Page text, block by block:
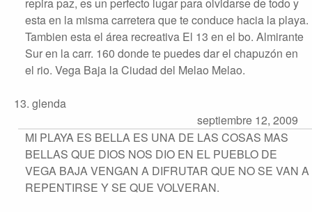
esta en la misma carretera que te conduce hacia la playa.
Tambien esta el área recreativa El 13 en el bo. Almirante
Sur en la carr. 160 donde te puedes dar el chapuzón en
el rio. Vega Baja la Ciudad del Melao Melao.
13. glenda
septiembre 12, 2009
MI PLAYA ES BELLA ES UNA DE LAS COSAS MAS
BELLAS QUE DIOS NOS DIO EN EL PUEBLO DE
VEGA BAJA VENGAN A DIFRUTAR QUE NO SE VAN A
REPENTIRSE Y SE QUE VOLVERAN.